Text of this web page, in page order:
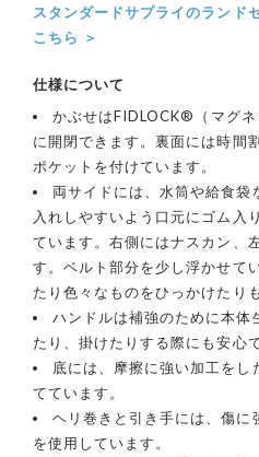
スタンダードサプライのランド
こちら ＞
仕様について
かぶせはFIDLOCK®（マグ
に開閉できます。裏面には時間
ポケットを付けています。
両サイドには、水筒や給食袋
入れしやすいよう口元にゴム入
ています。右側にはナスカン、
す。ベルト部分を少し浮かせて
たり色々なものをひっかけたり
ハンドルは補強のために本体
たり、掛けたりする際にも安心で
底には、摩擦に強い加工を
てています。
ヘリ巻きと引き手には、傷
を使用しています。